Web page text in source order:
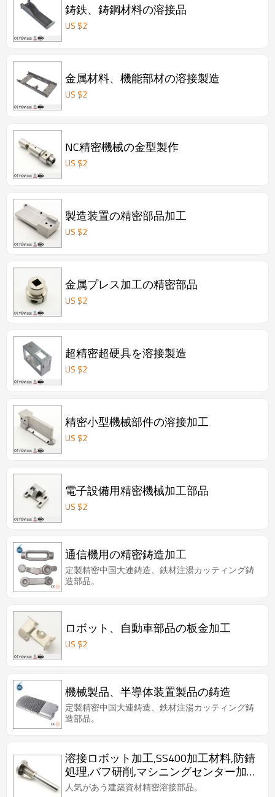
鋳鉄、鋳鋼材料の溶接品
US $2
金属材料、機能部材の溶接製造
US $2
NC精密機械の金型製作
US $2
製造装置の精密部品加工
US $2
金属プレス加工の精密部品
US $2
超精密超硬具を溶接製造
US $2
精密小型機械部件の溶接加工
US $2
電子設備用精密機械加工部品
US $2
通信機用の精密鋳造加工
定製精密中国大連鋳造、鉄材注湯カッティング鋳
造部品。
ロボット、自動車部品の板金加工
US $2
機械製品、半導体装置製品の鋳造
定製精密中国大連鋳造、鉄材注湯カッティング鋳
造部品。
溶接ロボット加工,SS400加工材料,防錆
処理,バフ研削,マシニングセンター加
工,自動設備用溶接部品.
人気があう建築資材精密溶接部品。